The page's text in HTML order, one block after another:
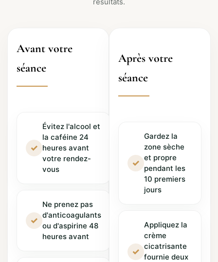
Avant votre
séance
✓
Évitez l'alcool et
la caféine 24
heures avant
votre rendez-
vous
✓
Ne prenez pas
d'anticoagulants
ou d'aspirine 48
heures avant
Après votre
séance
✓
Gardez la
zone sèche
et propre
pendant les
10 premiers
jours
✓
Appliquez la
crème
cicatrisante
fournie deux